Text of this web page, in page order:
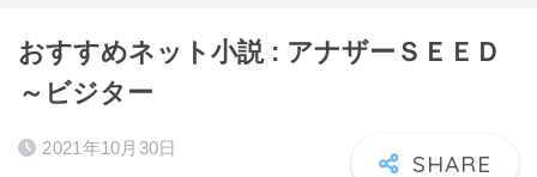
おすすめネット小説 : アナザーＳＥＥＤ
～ビジター
2021年10月30日